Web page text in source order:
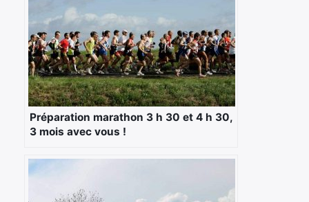
Préparation marathon 3 h 30 et 4 h 30,
3 mois avec vous !